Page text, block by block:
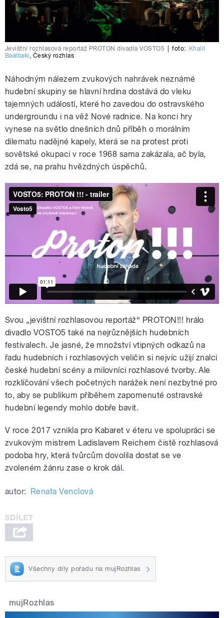
Jevištní rozhlasová reportáž PROTON divadla VOSTO5 foto:
Khalil
Baalbaki , Český rozhlas
Náhodným nálezem zvukových nahrávek neznámé
hudební skupiny se hlavní hrdina dostává do vleku
tajemných událostí, které ho zavedou do ostravského
undergroundu i na věž Nové radnice. Na konci hry
vynese na světlo dnešních dnů příběh o morálním
dilematu nadějné kapely, která se na protest proti
sovětské okupaci v roce 1968 sama zakázala, ač byla,
zdá se, na prahu hvězdných úspěchů.
Svou „jevištní rozhlasovou reportáž“ PROTON!!! hrálo
divadlo VOSTO5 také na nejrůznějších hudebních
festivalech. Je jasné, že množství vtipných odkazů na
řadu hudebních i rozhlasových veličin si nejvíc užijí znalci
české hudební scény a milovníci rozhlasové tvorby. Ale
rozklíčování všech početných narážek není nezbytné pro
to, aby se publikum příběhem zapomenuté ostravské
hudební legendy mohlo dobře bavit.
V roce 2017 vznikla pro Kabaret v éteru ve spolupráci se
zvukovým mistrem Ladislavem Reichem čistě rozhlasová
podoba hry, která tvůrcům dovolila dostat se ve
zvoleném žánru zase o krok dál.
autor: Renata Venclová
Všechny díly pořadu na mujRozhlas
mujRozhlas